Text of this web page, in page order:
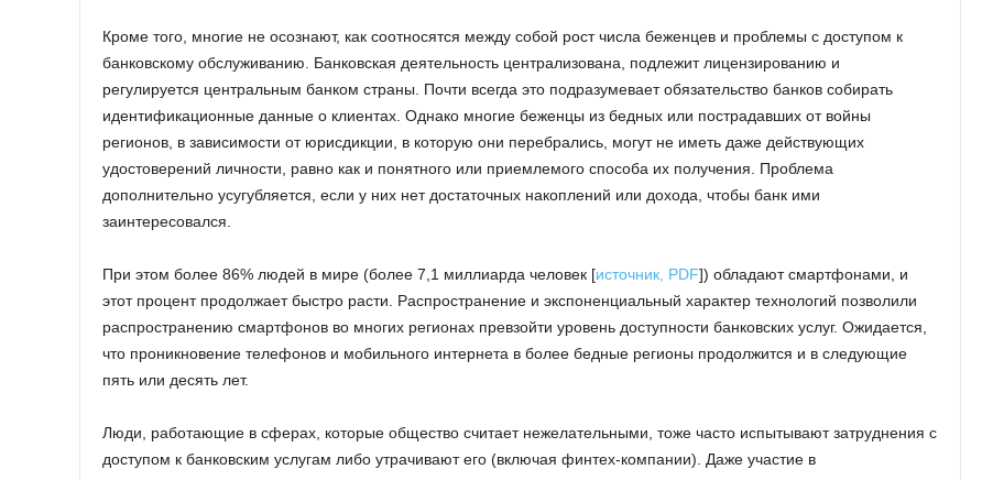
Кроме того, многие не осознают, как соотносятся между собой рост числа беженцев и проблемы с доступом к
банковскому обслуживанию. Банковская деятельность централизована, подлежит лицензированию и
регулируется центральным банком страны. Почти всегда это подразумевает обязательство банков собирать
идентификационные данные о клиентах. Однако многие беженцы из бедных или пострадавших от войны
регионов, в зависимости от юрисдикции, в которую они перебрались, могут не иметь даже действующих
удостоверений личности, равно как и понятного или приемлемого способа их получения. Проблема
дополнительно усугубляется, если у них нет достаточных накоплений или дохода, чтобы банк ими
заинтересовался.
При этом более 86% людей в мире (более 7,1 миллиарда человек [источник, PDF]) обладают смартфонами, и
этот процент продолжает быстро расти. Распространение и экспоненциальный характер технологий позволили
распространению смартфонов во многих регионах превзойти уровень доступности банковских услуг. Ожидается,
что проникновение телефонов и мобильного интернета в более бедные регионы продолжится и в следующие
пять или десять лет.
Люди, работающие в сферах, которые общество считает нежелательными, тоже часто испытывают затруднения с
доступом к банковским услугам либо утрачивают его (включая финтех-компании). Даже участие в